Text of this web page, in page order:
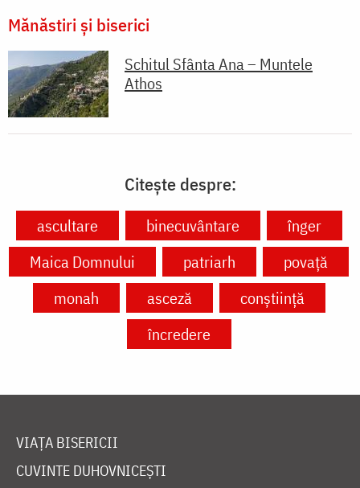
Mănăstiri și biserici
Schitul Sfânta Ana – Muntele
Athos
Citește despre:
ascultare binecuvântare
înger
Maica Domnului
patriarh
povață
monah
asceză
conștiință
încredere
VIAȚA BISERICII
CUVINTE DUHOVNICEȘTI